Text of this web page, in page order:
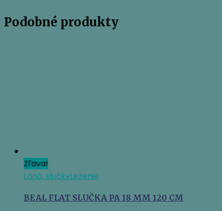
Podobné produkty
Zľava!
Laná, slučkyLezenie
BEAL FLAT SLUČKA PA 18 MM 120 CM